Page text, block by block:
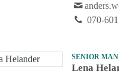
070-
SENIOR
Lena